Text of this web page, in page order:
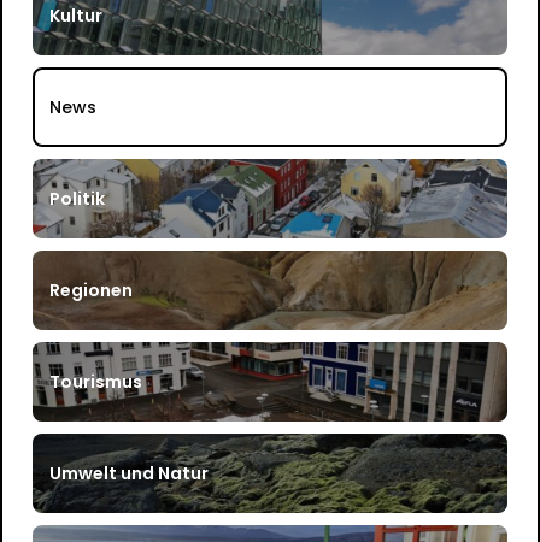
Kultur
News
Politik
Regionen
Tourismus
Umwelt und Natur